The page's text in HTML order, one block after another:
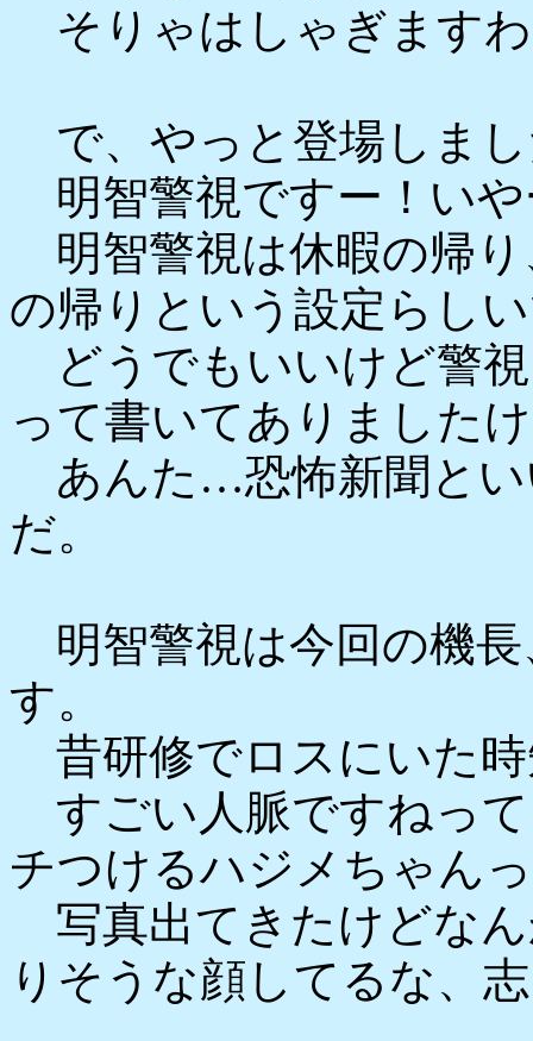
そりゃはしゃぎます
で、やっと登場しま
明智警視ですー！い
明智警視は休暇の帰
の帰りという設定らし
どうでもいいけど警視
って書いてありました
あんた…恐怖新聞とい
だ。
明智警視は今回の機
す。
昔研修でロスにいた
すごい人脈ですねっ
チつけるハジメちゃん
写真出てきたけどな
りそうな顔してるな、